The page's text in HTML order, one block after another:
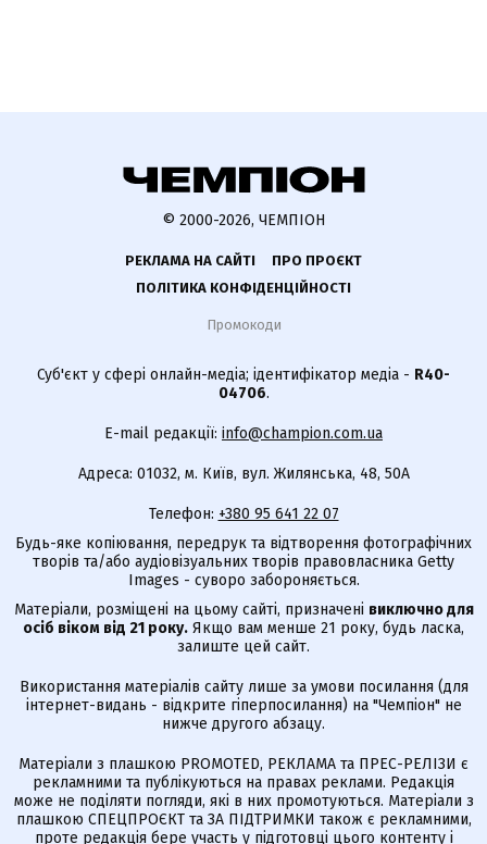
© 2000-2026, ЧЕМПІОН
РЕКЛАМА НА САЙТІ
ПРО ПРОЄКТ
ПОЛІТИКА КОНФІДЕНЦІЙНОСТІ
Промокоди
Суб'єкт у сфері онлайн-медіа; ідентифікатор медіа - R40-
04706.
E-mail редакції: info@champion.com.ua
Адреса: 01032, м. Київ, вул. Жилянська, 48, 50А
Телефон: +380 95 641 22 07
Будь-яке копіювання, передрук та відтворення фотографічних
творів та/або аудіовізуальних творів правовласника Getty
Images - суворо забороняється.
Матеріали, розміщені на цьому сайті, призначені виключно для
осіб віком від 21 року. Якщо вам менше 21 року, будь ласка,
залиште цей сайт.
Використання матеріалів сайту лише за умови посилання (для
інтернет-видань - відкрите гіперпосилання) на "Чемпіон" не
нижче другого абзацу.
Матеріали з плашкою PROMOTED, РЕКЛАМА та ПРЕС-РЕЛІЗИ є
рекламними та публікуються на правах реклами. Редакція
може не поділяти погляди, які в них промотуються. Матеріали з
плашкою СПЕЦПРОЄКТ та ЗА ПІДТРИМКИ також є рекламними,
проте редакція бере участь у підготовці цього контенту і